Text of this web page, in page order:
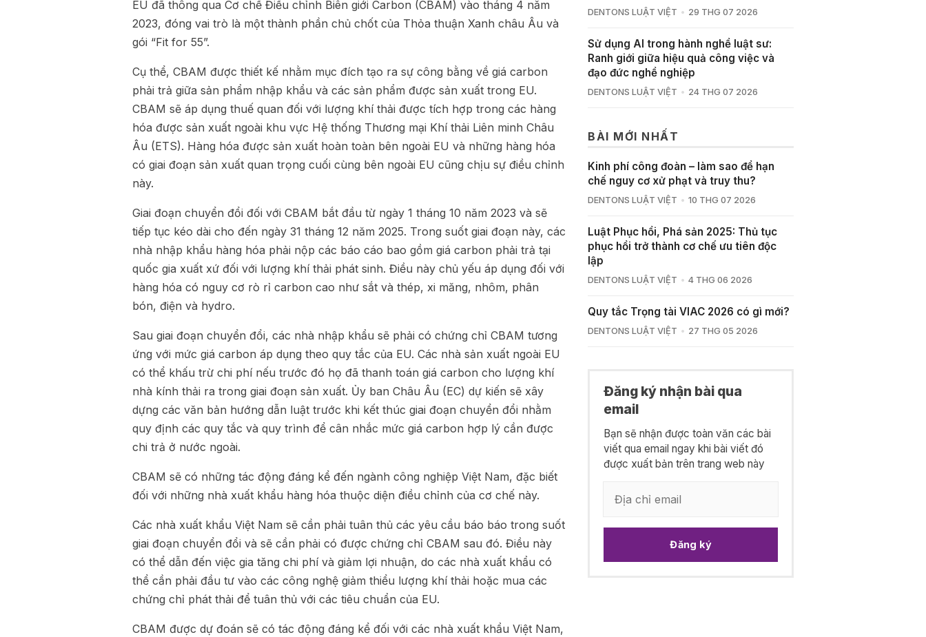
EU đã thông qua Cơ chế Điều chỉnh Biên giới Carbon (CBAM) vào tháng 4 năm
2023, đóng vai trò là một thành phần chủ chốt của Thỏa thuận Xanh châu Âu và
gói “Fit for 55”.
Cụ thể, CBAM được thiết kế nhằm mục đích tạo ra sự công bằng về giá carbon
phải trả giữa sản phẩm nhập khẩu và các sản phẩm được sản xuất trong EU.
CBAM sẽ áp dụng thuế quan đối với lượng khí thải được tích hợp trong các hàng
hóa được sản xuất ngoài khu vực Hệ thống Thương mại Khí thải Liên minh Châu
Âu (ETS). Hàng hóa được sản xuất hoàn toàn bên ngoài EU và những hàng hóa
có giai đoạn sản xuất quan trọng cuối cùng bên ngoài EU cũng chịu sự điều chỉnh
này.
Giai đoạn chuyển đổi đối với CBAM bắt đầu từ ngày 1 tháng 10 năm 2023 và sẽ
tiếp tục kéo dài cho đến ngày 31 tháng 12 năm 2025. Trong suốt giai đoạn này, các
nhà nhập khẩu hàng hóa phải nộp các báo cáo bao gồm giá carbon phải trả tại
quốc gia xuất xứ đối với lượng khí thải phát sinh. Điều này chủ yếu áp dụng đối với
hàng hóa có nguy cơ rò rỉ carbon cao như sắt và thép, xi măng, nhôm, phân
bón, điện và hydro.
Sau giai đoạn chuyển đổi, các nhà nhập khẩu sẽ phải có chứng chỉ CBAM tương
ứng với mức giá carbon áp dụng theo quy tắc của EU. Các nhà sản xuất ngoài EU
có thể khấu trừ chi phí nếu trước đó họ đã thanh toán giá carbon cho lượng khí
nhà kính thải ra trong giai đoạn sản xuất. Ủy ban Châu Âu (EC) dự kiến sẽ xây
dựng các văn bản hướng dẫn luật trước khi kết thúc giai đoạn chuyển đổi nhằm
quy định các quy tắc và quy trình để cân nhắc mức giá carbon hợp l‎ý cần được
chi trả ở nước ngoài.
CBAM sẽ có những tác động đáng kể đến ngành công nghiệp Việt Nam, đặc biết
đối với những nhà xuất khẩu hàng hóa thuộc diện điều chỉnh của cơ chế này.
Các nhà xuất khẩu Việt Nam sẽ cần phải tuân thủ các yêu cầu báo báo trong suốt
giai đoạn chuyển đổi và sẽ cần phải có được chứng chỉ CBAM sau đó. Điều này
có thể dẫn đến việc gia tăng chi phí và giảm lợi nhuận, do các nhà xuất khẩu có
thể cần phải đầu tư vào các công nghệ giảm thiểu lượng khí thải hoặc mua các
chứng chỉ phát thải để tuân thủ với các tiêu chuẩn của EU.
CBAM được dự đoán sẽ có tác động đáng kể đối với các nhà xuất khẩu Việt Nam,
DENTONS LUẬT VIỆT 29 THG 07 2026
Sử dụng AI trong hành nghề luật sư:
Ranh giới giữa hiệu quả công việc và
đạo đức nghề nghiệp
DENTONS LUẬT VIỆT 24 THG 07 2026
BÀI MỚI NHẤT
Kinh phí công đoàn – làm sao để hạn
chế nguy cơ xử phạt và truy thu?
DENTONS LUẬT VIỆT 10 THG 07 2026
Luật Phục hồi, Phá sản 2025: Thủ tục
phục hồi trở thành cơ chế ưu tiên độc
lập
DENTONS LUẬT VIỆT 4 THG 06 2026
Quy tắc Trọng tài VIAC 2026 có gì mới?
DENTONS LUẬT VIỆT 27 THG 05 2026
Đăng ký nhận bài qua
email
Bạn sẽ nhận được toàn văn các bài
viết qua email ngay khi bài viết đó
được xuất bản trên trang web này
Đăng ký